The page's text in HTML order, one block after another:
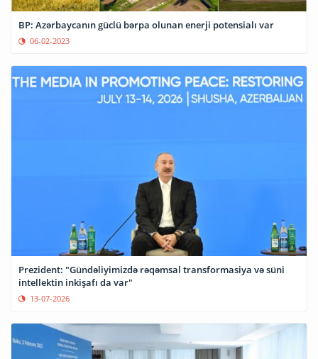
BP: Azərbaycanın güclü bərpa olunan enerji potensialı var
06-02-2023
Prezident: "Gündəliyimizdə rəqəmsal transformasiya və süni
intellektin inkişafı da var"
13-07-2026